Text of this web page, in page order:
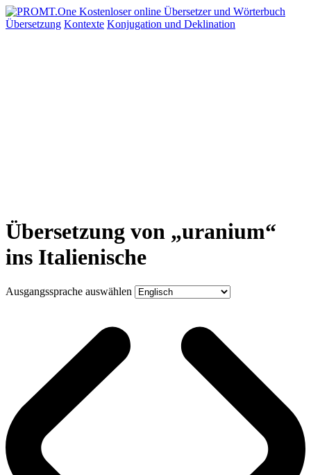
Übersetzung Kontexte Konjugation und Deklination
Übersetzung von „uranium“
ins Italienische
Ausgangssprache auswählen